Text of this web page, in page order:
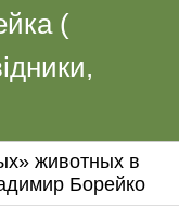
(
животных в
Борейко